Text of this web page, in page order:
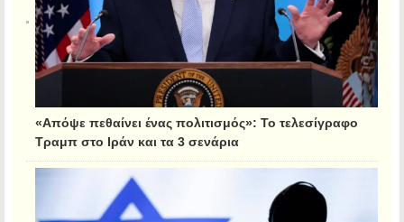
«Απόψε πεθαίνει ένας πολιτισμός»: Το τελεσίγραφο
Τραμπ στο Ιράν και τα 3 σενάρια